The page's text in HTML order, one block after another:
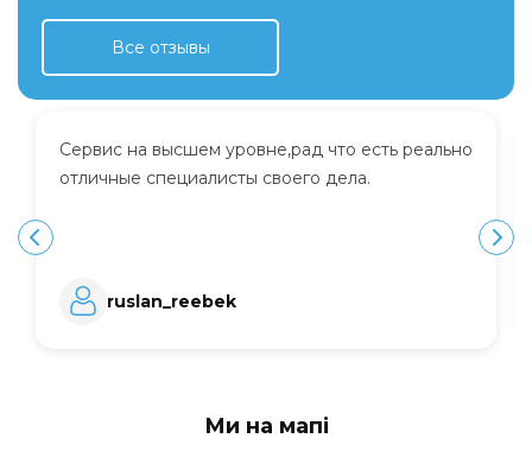
Все отзывы
Сервис на высшем уровне,рад что есть реально
отличные специалисты своего дела.
ruslan_reebek
Ми на мапі